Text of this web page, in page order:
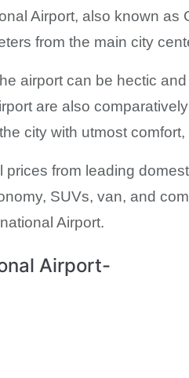
Airport, also known
from the main city
airport can be hectic
are also
city with utmost
from leading
SUVs, van, and
Airport.
Airport-